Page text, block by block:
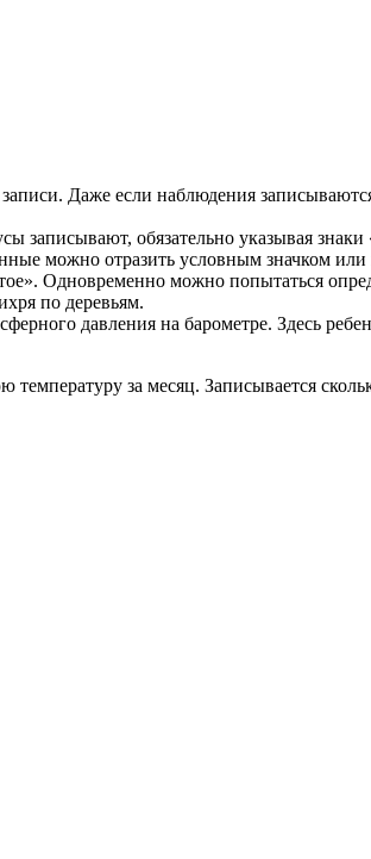
Даже если наблюдения
обязательно указывая
можно отразить условным значком
Одновременно можно попытаться
по деревьям.
давления на барометре. Здесь
за месяц. Записывается